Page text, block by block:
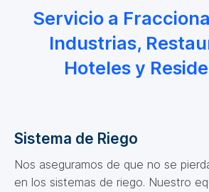
Servicio a
Industrias,
Hoteles y
Sistema de Riego
Nos aseguramos de que no se
en los sistemas de riego. Nuestro